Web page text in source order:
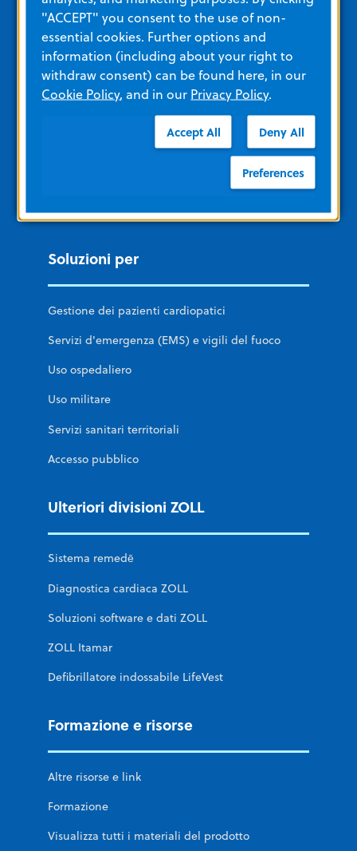
Collegamenti rapidi
Informazioni su ZOLL
Corporate Social Responsibility
Notizie ed eventi
Soluzioni per
Gestione dei pazienti cardiopatici
Servizi d'emergenza (EMS) e vigili del fuoco
Uso ospedaliero
Uso militare
Servizi sanitari territoriali
Accesso pubblico
Ulteriori divisioni ZOLL
Sistema remedē
Diagnostica cardiaca ZOLL
Soluzioni software e dati ZOLL
ZOLL Itamar
Defibrillatore indossabile LifeVest
Formazione e risorse
Altre risorse e link
Formazione
Visualizza tutti i materiali del prodotto
"ACCEPT" you consent to the use of non-
essential cookies. Further options and
information (including about your right to
withdraw consent) can be found here, in our
Cookie Policy, and in our Privacy Policy.
Accept All Deny All
Preferences